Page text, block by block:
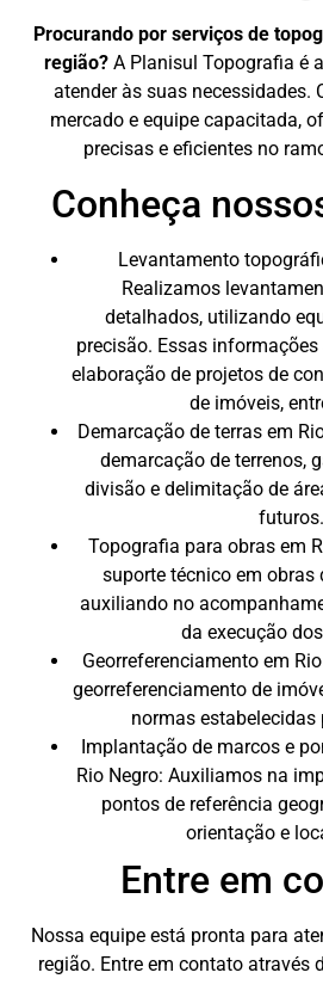
Procurando por serviços de
região? A Planisul Topografia é
atender às suas necessidades.
mercado e equipe capacitada,
precisas e eficientes no
Conheça
Levantamento
Realizamos
detalhados, utilizando
precisão. Essas
elaboração de projetos de
de imóveis,
Demarcação de terras em
demarcação de terrenos,
divisão e delimitação de
futuros.
Topografia para obras em
suporte técnico em obras
auxiliando no
da execução
Georreferenciamento em
georreferenciamento de
normas estabelecidas
Implantação de marcos e
Rio Negro: Auxiliamos na
pontos de referência
orientação e
Entre em
Nossa equipe está pronta para
região. Entre em contato através